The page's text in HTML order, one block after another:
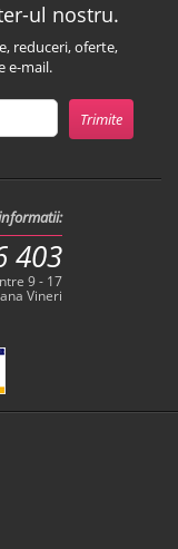
ul nostru.
reduceri, oferte,
e-mail.
403
9 - 17
Vineri